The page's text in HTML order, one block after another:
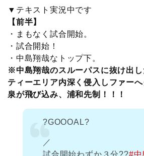
o
k e
▼テキスト実況中です
【前半】
・まもなく試合開始。
・試合開始！
・中島翔哉なトップ下。
※中島翔哉のスルーパスに抜け出
ティーエリア内深く侵入しファー
泉が飛び込み、浦和先制！！！
?GOOOAL?
／
試合開始わずか３分??#中